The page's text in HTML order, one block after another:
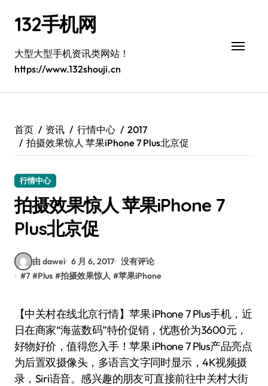
132手机网
大型大型手机资讯类网站！
https://www.132shouji.cn
首页 资讯 行情中心
2017
拍摄效果惊人 苹果iPhone 7 Plus北京促
行情中心
拍摄效果惊人 苹果iPhone 7
Plus北京促
由 dawei 6 月 6, 2017 没有评论
#7 #Plus #拍摄效果惊人 #苹果iPhone
【中关村在线北京行情】苹果 iPhone 7 Plus手机，近
日在商家“海蓝数码”特价促销，优惠价为3600元，
好物好价，值得您入手！苹果 iPhone 7 Plus产品亮点
为后置双摄像头，多语言文字同时显示，4K视频摄
录，Siri语音。感兴趣的朋友可直接前往中关村大街